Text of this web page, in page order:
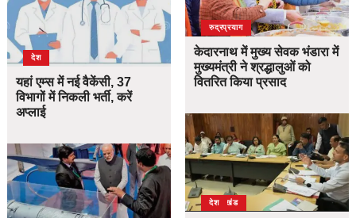
देश
यहां एम्स में नई वैकेंसी, 37
विभागों में निकली भर्ती, करें
अप्लाई
उत्तराखंड
देश
रुद्रप्रयाग
केदारनाथ में मुख्य सेवक भंडारा में
मुख्यमंत्री ने श्रद्धालुओं को
वितरित किया प्रसाद
उत्तराखंड
देश